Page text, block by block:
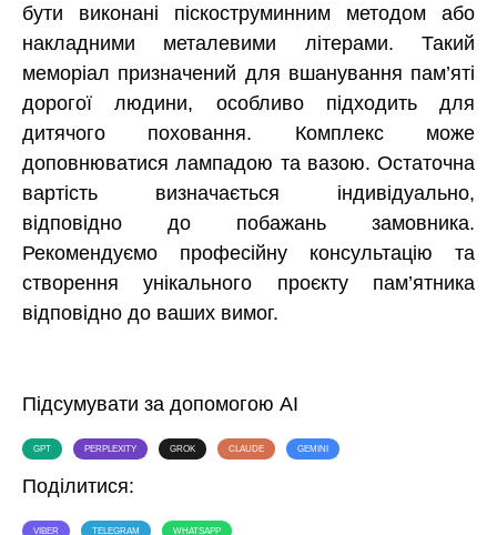
бути виконані піскоструминним методом або
накладними металевими літерами. Такий
меморіал призначений для вшанування пам’яті
дорогої людини, особливо підходить для
дитячого поховання. Комплекс може
доповнюватися лампадою та вазою. Остаточна
вартість визначається індивідуально,
відповідно до побажань замовника.
Рекомендуємо професійну консультацію та
створення унікального проєкту пам’ятника
відповідно до ваших вимог.
Підсумувати за допомогою AI
GPT PERPLEXITY GROK CLAUDE GEMINI
Поділитися:
VIBER TELEGRAM WHATSAPP